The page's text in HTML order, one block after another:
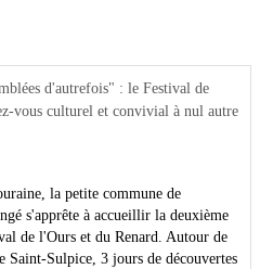
d'autrefois" : le Festival de
vous culturel et convivial à nul autre
la petite commune de
s'apprête à accueillir la deuxième
de l'Ours et du Renard. Autour de
Saint-Sulpice, 3 jours de découvertes